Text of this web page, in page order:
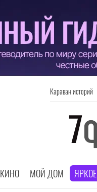
Караван историй
КИНО МОЙ ДОМ